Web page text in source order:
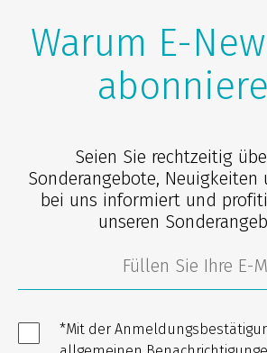
Warum E-
Seien Sie rechtzeitig
Sonderangebote, Neuigkeiten
bei uns informiert und
unseren
*Mit der